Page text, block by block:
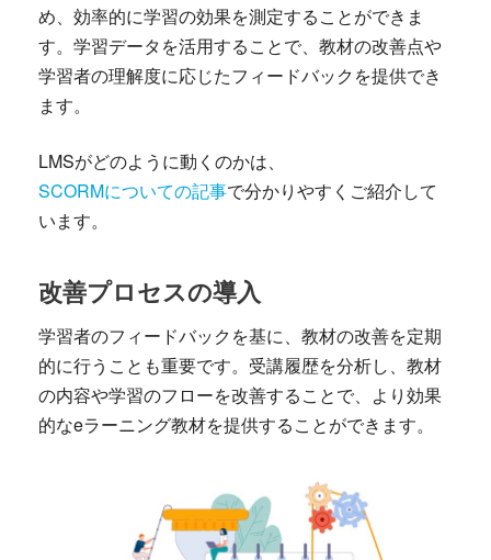
め、効率的に学習の効果を測定することができま
す。学習データを活用することで、教材の改善点や
学習者の理解度に応じたフィードバックを提供でき
ます。
LMSがどのように動くのかは、
SCORMについての記事で分かりやすくご紹介して
います。
改善プロセスの導入
学習者のフィードバックを基に、教材の改善を定期
的に行うことも重要です。受講履歴を分析し、教材
の内容や学習のフローを改善することで、より効果
的なeラーニング教材を提供することができます。